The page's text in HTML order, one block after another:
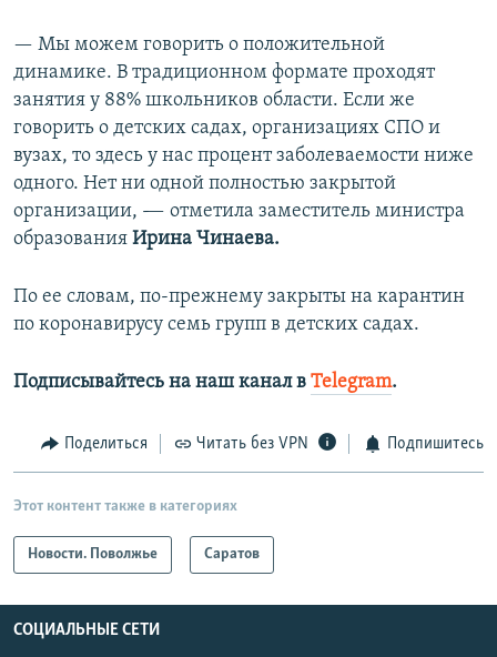
— Мы можем говорить о положительной
динамике. В традиционном формате проходят
занятия у 88% школьников области. Если же
говорить о детских садах, организациях СПО и
вузах, то здесь у нас процент заболеваемости ниже
одного. Нет ни одной полностью закрытой
организации, -— отметила заместитель министра
образования Ирина Чинаева.
По ее словам, по-прежнему закрыты на карантин
по коронавирусу семь групп в детских садах.
Подписывайтесь на наш канал в Telegram.
Поделиться Читать без VPN Подпишитесь
Этот контент также в категориях
Новости. Поволжье Саратов
СОЦИАЛЬНЫЕ СЕТИ